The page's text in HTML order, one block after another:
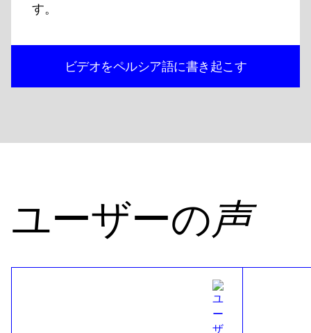
す。
ビデオをペルシア語に書き起こす
ユーザーの声